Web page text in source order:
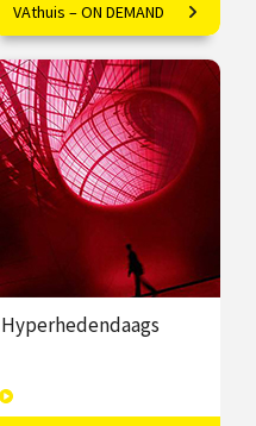
Vloeiende vernieuwing in
Europa
€ 169.00
40
afleveringen
Speeltijd 10 uur
VAthuis
VAthuis – ON DEMAND
Hyperhedendaags